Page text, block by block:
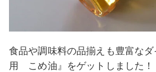
食品や調味料の品揃えも豊富な
用 こめ油』をゲットしました！